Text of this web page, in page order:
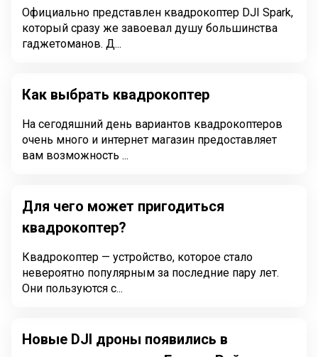
Официально представлен квадрокоптер DJI Spark,
который сразу же завоевал душу большинства
гаджетоманов. Д...
Как выбрать квадрокоптер
На сегодяшний день вариантов квадрокоптеров
очень много и интернет магазин предоставляет
вам возможность ...
Для чего может пригодиться
квадрокоптер?
Квадрокоптер — устройство, которое стало
невероятно популярным за последние пару лет.
Они пользуются с...
Новые DJI дроны появились в